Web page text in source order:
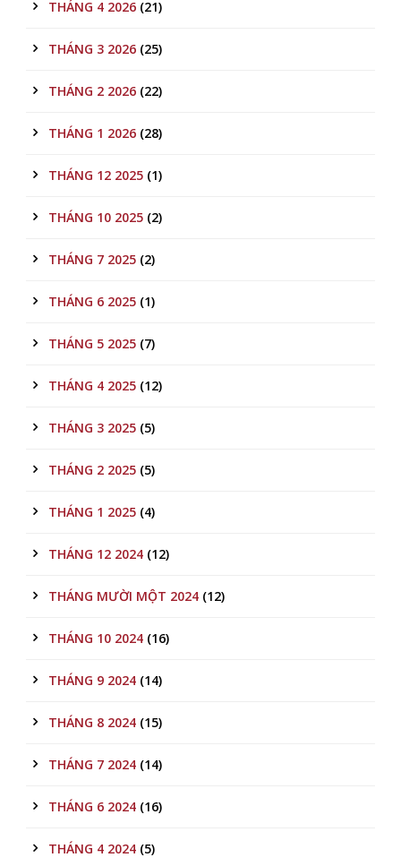
THÁNG 4 2026 (21)
THÁNG 3 2026 (25)
THÁNG 2 2026 (22)
THÁNG 1 2026 (28)
THÁNG 12 2025 (1)
THÁNG 10 2025 (2)
THÁNG 7 2025 (2)
THÁNG 6 2025 (1)
THÁNG 5 2025 (7)
THÁNG 4 2025 (12)
THÁNG 3 2025 (5)
THÁNG 2 2025 (5)
THÁNG 1 2025 (4)
THÁNG 12 2024 (12)
THÁNG MƯỜI MỘT 2024 (12)
THÁNG 10 2024 (16)
THÁNG 9 2024 (14)
THÁNG 8 2024 (15)
THÁNG 7 2024 (14)
THÁNG 6 2024 (16)
THÁNG 4 2024 (5)